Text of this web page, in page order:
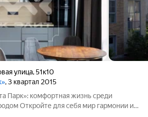
улица,51к10
, 3 квартал 2015
Парк»: комфортная жизнь среди
Откройте для себя мир гармонии и